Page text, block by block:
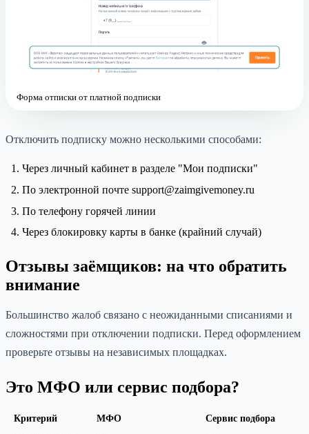
Форма отписки от платной подписки
Отключить подписку можно несколькими способами:
Через личный кабинет в разделе "Мои подписки"
По электронной почте support@zaimgivemoney.ru
По телефону горячей линии
Через блокировку карты в банке (крайний случай)
Отзывы заёмщиков: на что обратить
внимание
Большинство жалоб связано с неожиданными списаниями и
сложностями при отключении подписки. Перед оформлением
проверьте отзывы на независимых площадках.
Это МФО или сервис подбора?
Критерий МФО Сервис подбора